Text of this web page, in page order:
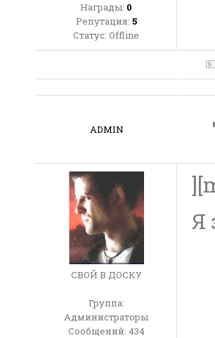
Награды: 0
Репутация: 5
Статус: Offline
ADMIN
СВОЙ В ДОСКУ
Группа:
Администраторы
Сообщений: 434
Я